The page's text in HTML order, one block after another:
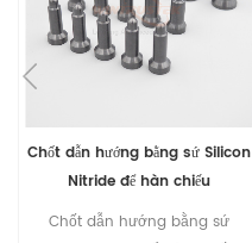
Chốt dẫn hướng bằng sứ Silicon
Nitride để hàn chiếu
Chốt dẫn hướng bằng sứ